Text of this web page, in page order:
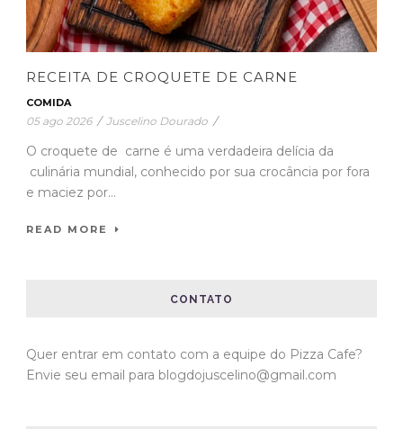
RECEITA DE CROQUETE DE CARNE
COMIDA
05 ago 2026 / Juscelino Dourado /
O croquete de carne é uma verdadeira delícia da
culinária mundial, conhecido por sua crocância por fora
e maciez por...
READ MORE
CONTATO
Quer entrar em contato com a equipe do Pizza Cafe?
Envie seu email para blogdojuscelino@gmail.com